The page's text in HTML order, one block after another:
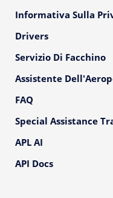
Informativa Sulla
Drivers
Servizio Di Facchino
Assistente
FAQ
Special Assistance
APL AI
API Docs